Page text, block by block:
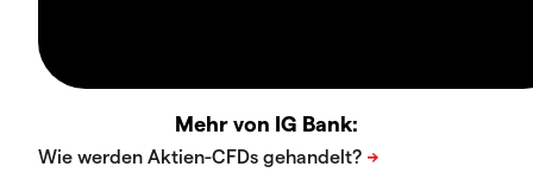
Mehr von IG Bank: